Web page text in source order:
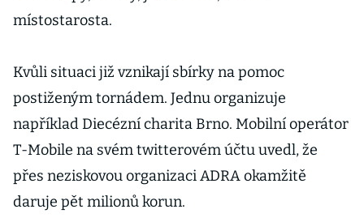
místostarosta.
Kvůli situaci již vznikají sbírky na pomoc
postiženým tornádem. Jednu organizuje
například Diecézní charita Brno. Mobilní operátor
T-Mobile na svém twitterovém účtu uvedl, že
přes neziskovou organizaci ADRA okamžitě
daruje pět milionů korun.